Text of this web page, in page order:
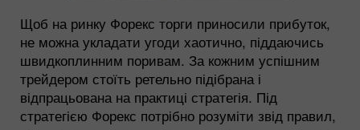
Щоб на ринку Форекс торги приносили прибуток,
не можна укладати угоди хаотично, піддаючись
швидкоплинним поривам. За кожним успішним
трейдером стоїть ретельно підібрана і
відпрацьована на практиці стратегія. Під
стратегією Форекс потрібно розуміти звід правил,